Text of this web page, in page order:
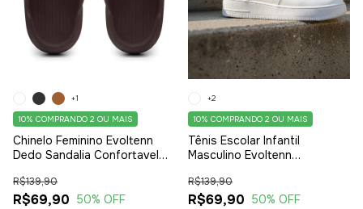
Chinelo Feminino Evoltenn
Dedo Sandalia Confortavel
R$69,90
R$139,90
50% OFF
10% COMPRANDO 2 OU MAIS
+1
Tênis Escolar Infantil
Masculino Evoltenn
R$69,90
R$139,90
50% OFF
10% COMPRANDO 2 OU MAIS
+2